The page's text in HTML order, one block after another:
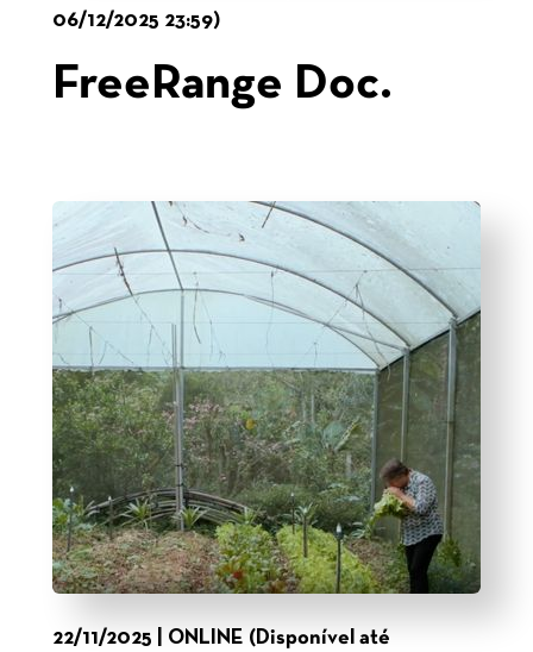
06/12/2025 23:59)
FreeRange Doc.
22/11/2025 | ONLINE (Disponível até